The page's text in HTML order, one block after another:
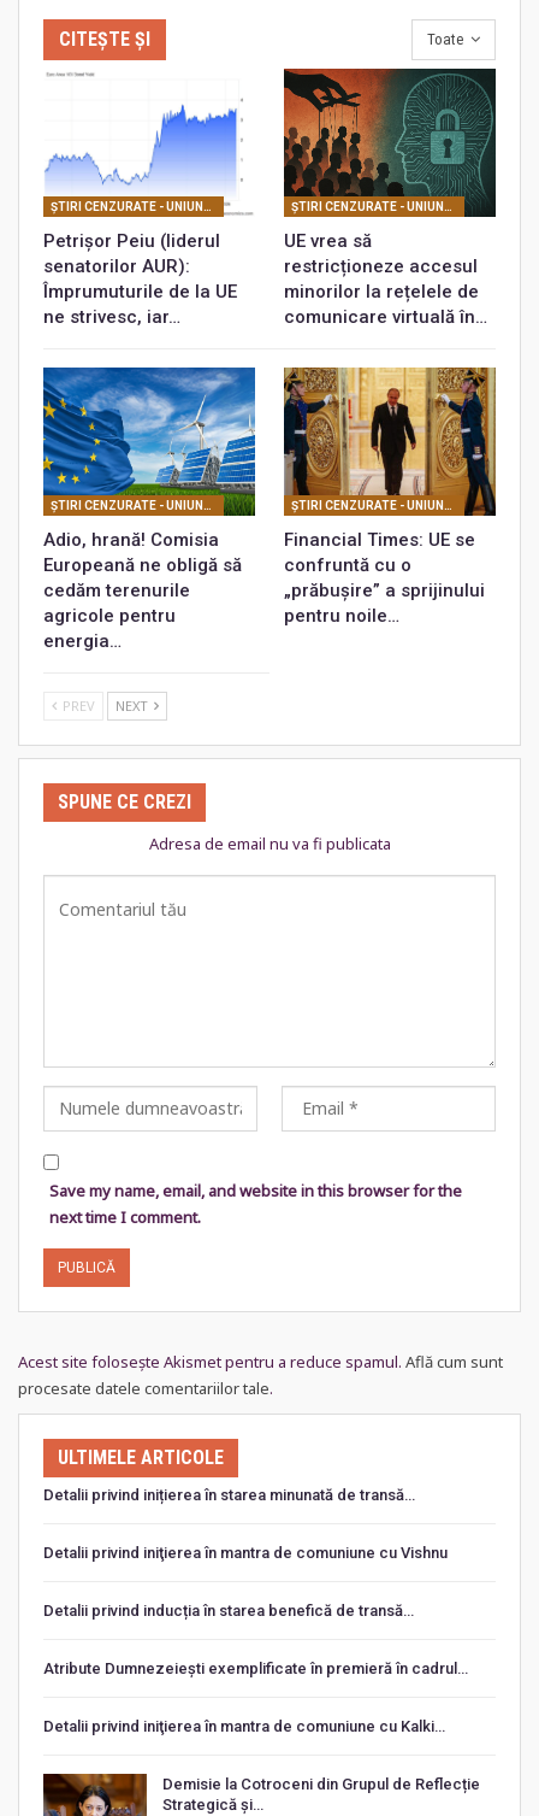
Toate
CITEȘTE ȘI
ŞTIRI CENZURATE - UNIUNEA EUROPEANĂ
Petrișor Peiu (liderul
senatorilor AUR):
Împrumuturile de la UE
ne strivesc, iar…
ŞTIRI CENZURATE - UNIUNEA EUROPEANĂ
UE vrea să
restricționeze accesul
minorilor la rețelele de
comunicare virtuală în…
ŞTIRI CENZURATE - UNIUNEA EUROPEANĂ
Adio, hrană! Comisia
Europeană ne obligă să
cedăm terenurile
agricole pentru
energia…
ŞTIRI CENZURATE - UNIUNEA EUROPEANĂ
Financial Times: UE se
confruntă cu o
„prăbușire” a sprijinului
pentru noile…
PREV NEXT
SPUNE CE CREZI
Adresa de email nu va fi publicata
Save my name, email, and website in this browser for the
next time I comment.
Acest site folosește Akismet pentru a reduce spamul. Află cum sunt
procesate datele comentariilor tale.
ULTIMELE ARTICOLE
Detalii privind inițierea în starea minunată de transă…
Detalii privind iniţierea în mantra de comuniune cu Vishnu
Detalii privind inducția în starea benefică de transă…
Atribute Dumnezeiești exemplificate în premieră în cadrul…
Detalii privind iniţierea în mantra de comuniune cu Kalki…
Demisie la Cotroceni din Grupul de Reflecție
Strategică și…